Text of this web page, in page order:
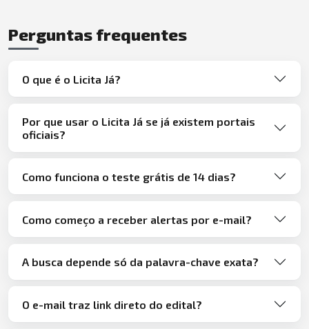
Perguntas frequentes
O que é o Licita Já?
Por que usar o Licita Já se já existem portais
oficiais?
Como funciona o teste grátis de 14 dias?
Como começo a receber alertas por e-mail?
A busca depende só da palavra-chave exata?
O e-mail traz link direto do edital?